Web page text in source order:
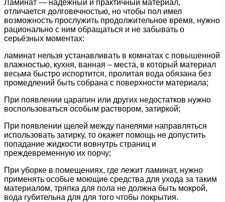
Ламинат — надежный и практичный материал,
отличается долговечностью, но чтобы пол имел
возможность прослужить продолжительное время, нужно
рационально с ним обращаться и не забывать о
серьёзных моментах:
ламинат нельзя устанавливать в комнатах с повышенной
влажностью, кухня, ванная – места, в который материал
весьма быстро испортится, пролитая вода обязана без
промедлений быть собрана с поверхности материала;
При появлении царапин или других недостатков нужно
воспользоваться особым раствором, затиркой;
При появлении щелей между панелями направляться
использовать затирку, то окажет помощь не допустить
попадание жидкости вовнутрь страниц и
преждевременную их порчу;
При уборке в помещениях, где лежит ламинат, нужно
применять особые моющие средства для ухода за таким
материалом, тряпка для пола не должна быть мокрой,
вода губительна для для того чтобы покрытия.